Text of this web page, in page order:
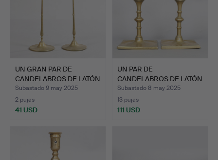
UN GRAN PAR DE
CANDELABROS DE LATÓN
DEL SI…
Subastado 9 may 2025
2 pujas
41 USD
UN PAR DE
CANDELABROS DE LATÓN
DE FINALES …
Subastado 8 may 2025
13 pujas
111 USD